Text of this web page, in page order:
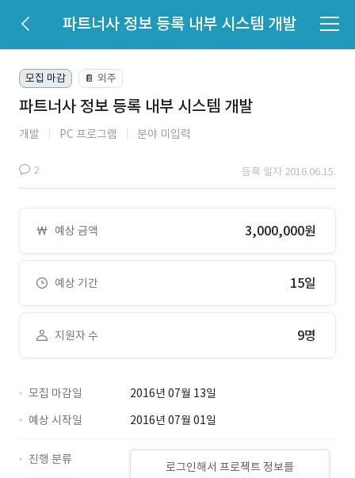
파트너사 정보 등록 내부 시스템 개발
모집 마감 📔 외주
파트너사 정보 등록 내부 시스템 개발
개발 PC 프로그램 분야 미입력
2 등록 일자 2016.06.15.
예상 금액 3,000,000원
예상 기간 15일
지원자 수 9명
모집 마감일
2016년 07월 13일
예상 시작일
2016년 07월 01일
로그인해서 프로젝트 정보를
진행 분류